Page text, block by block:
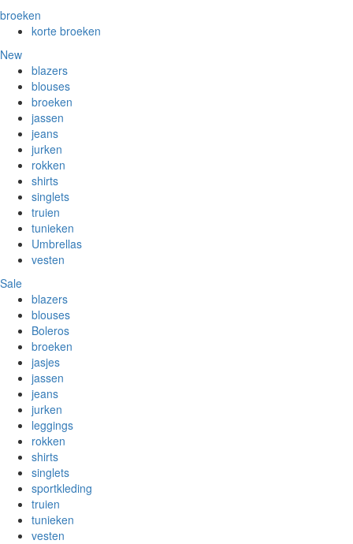
broeken
korte broeken
New
blazers
blouses
broeken
jassen
jeans
jurken
rokken
shirts
singlets
truien
tunieken
Umbrellas
vesten
Sale
blazers
blouses
Boleros
broeken
jasjes
jassen
jeans
jurken
leggings
rokken
shirts
singlets
sportkleding
truien
tunieken
vesten